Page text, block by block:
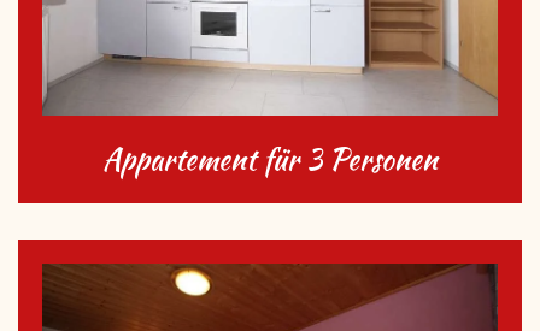
Appartement für 3 Personen